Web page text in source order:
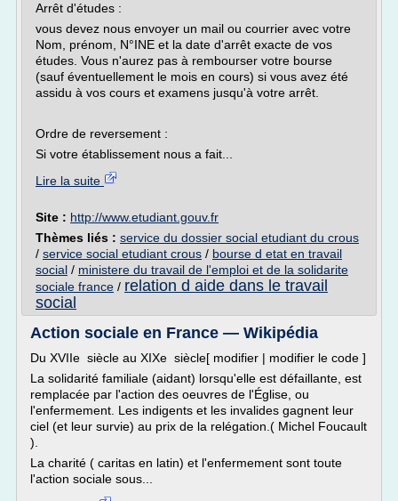
Arrêt d'études :
vous devez nous envoyer un mail ou courrier avec votre
Nom, prénom, N°INE et la date d'arrêt exacte de vos
études. Vous n'aurez pas à rembourser votre bourse
(sauf éventuellement le mois en cours) si vous avez été
assidu à vos cours et examens jusqu'à votre arrêt.
Ordre de reversement :
Si votre établissement nous a fait...
Lire la suite
Site : http://www.etudiant.gouv.fr
Thèmes liés : service du dossier social etudiant du crous
/ service social etudiant crous / bourse d etat en travail
social / ministere du travail de l'emploi et de la solidarite
sociale france / relation d aide dans le travail
social
Action sociale en France — Wikipédia
Du XVIIe siècle au XIXe siècle[ modifier | modifier le code ]
La solidarité familiale (aidant) lorsqu'elle est défaillante, est
remplacée par l'action des oeuvres de l'Église, ou
l'enfermement. Les indigents et les invalides gagnent leur
ciel (et leur survie) au prix de la relégation.( Michel Foucault
).
La charité ( caritas en latin) et l'enfermement sont toute
l'action sociale sous...